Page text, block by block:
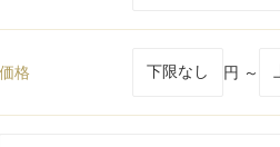
価格 円 ～